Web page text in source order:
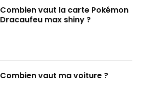
Combien vaut la carte Pokémon
Dracaufeu max shiny ?
Combien vaut ma voiture ?